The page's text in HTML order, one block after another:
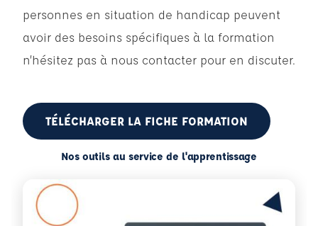
personnes en situation de handicap peuvent
avoir des besoins spécifiques à la formation
n’hésitez pas à nous contacter pour en discuter.
TÉLÉCHARGER LA FICHE FORMATION
Nos outils au service de l'apprentissage